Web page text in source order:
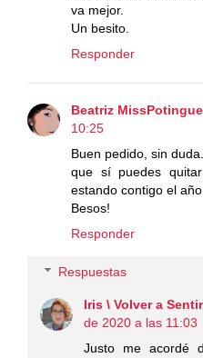
va mejor.
Un besito.
Responder
Beatriz
10:25
Buen pedido, sin
que sí puedes
estando contigo el
Besos!
Responder
Respuestas
Iris \ Volver a
de 2020 a las 11:03
Justo me acordé